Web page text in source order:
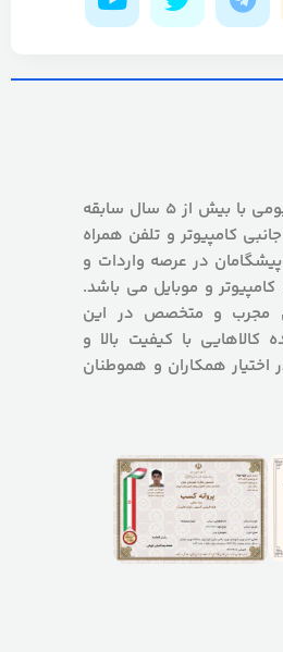
گروه بازرگانی هایومی با بیش از 5 سال سابقه
کامپیوتر و تلفن همراه
در عرصه واردات و
و موبایل می باشد.
مجرب و متخصص در این
با کیفیت بالا و
اختیار همکاران و هموطنان